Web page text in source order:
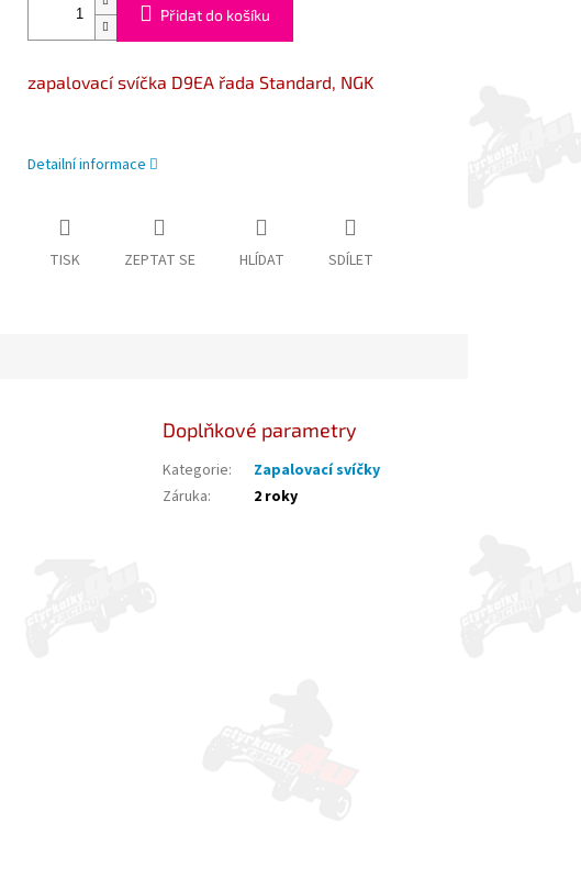
Přidat do košíku
zapalovací svíčka D9EA řada Standard, NGK
Detailní informace
TISK ZEPTAT SE HLÍDAT SDÍLET
Doplňkové parametry
Kategorie:
Zapalovací svíčky
Záruka: 2 roky